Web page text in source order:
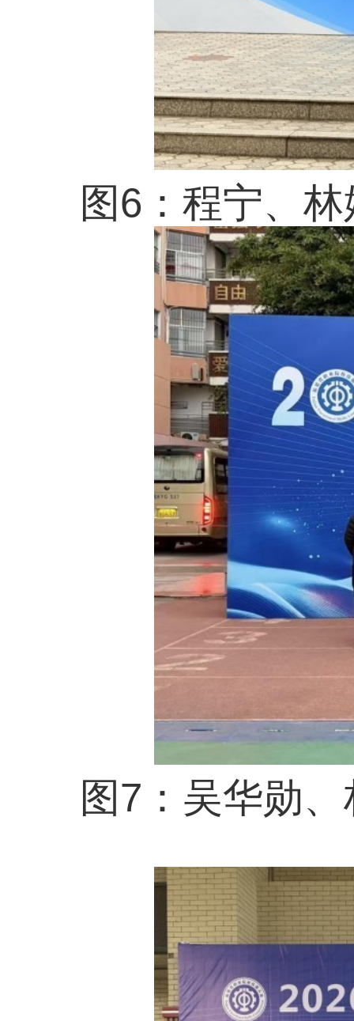
图8：林小平、王
图9：林晓丽、吴
此次佳绩充分展现
学”的育人成效。学
育教学改革，厚植工
术技能人才而不懈奋
下一篇：返回列表
网站首页
Copyright 2017 All Rights Reserved
地址：福建省福州市上